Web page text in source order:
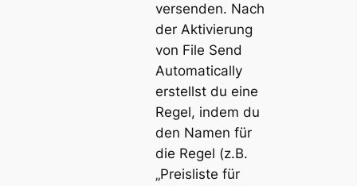
versenden. Nach
der Aktivierung
von File Send
Automatically
erstellst du eine
Regel, indem du
den Namen für
die Regel (z.B.
„Preisliste für